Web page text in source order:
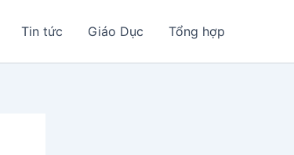
Tin tức Giáo Dục Tổng hợp